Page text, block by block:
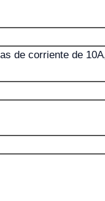
de corriente de